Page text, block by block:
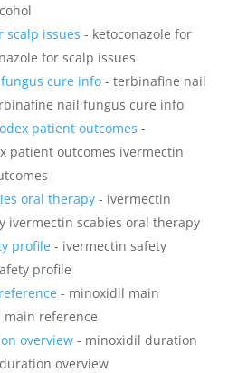
scalp issues - ketoconazole for
for scalp issues
cure info- terbinafine nail
nail fungus cure info
patient outcomes -
patient outcomes ivermectin
oral therapy- ivermectin
ivermectin scabies oral therapy
profile- ivermectin safety
profile
- minoxidil main
reference
overview- minoxidil duration
overview